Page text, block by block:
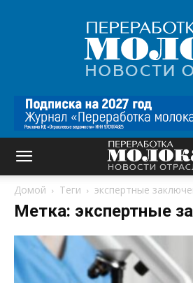
|
Домой Теги экспертные
Метка: экспертные